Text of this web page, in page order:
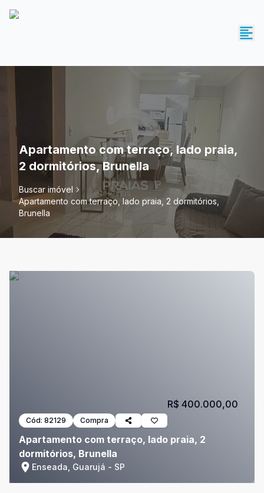
Apartamento com terraço, lado praia,
2 dormitórios, Brunella
Buscar imóvel
Apartamento com terraço, lado praia, 2 dormitórios,
Brunella
Cód: 82129 Compra
Apartamento com terraço, lado praia, 2
dormitórios, Brunella
Enseada, Guarujá - SP
R$ 400.000,00